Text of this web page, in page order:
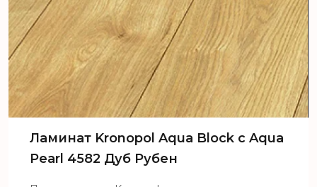
Ламинат Kronopol Aqua Block c Aqua
Pearl 4582 Дуб Рубен